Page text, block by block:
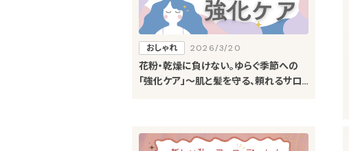
おしゃれ 2026/3/20
花粉・乾燥に負けない。ゆらぐ季節への
「強化ケア」～肌と髪を守る、頼れるサロ